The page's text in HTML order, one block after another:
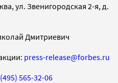
ул. Звенигородская 2-я, д.
Дмитриевич
press-release@forbes.ru
565-32-06